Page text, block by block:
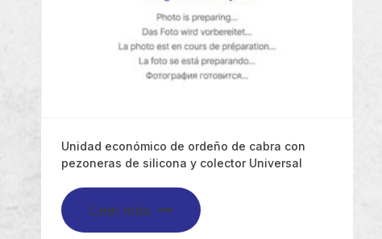
Unidad económico de ordeño de cabra con
pezoneras de silicona y colector Universal
Leer más